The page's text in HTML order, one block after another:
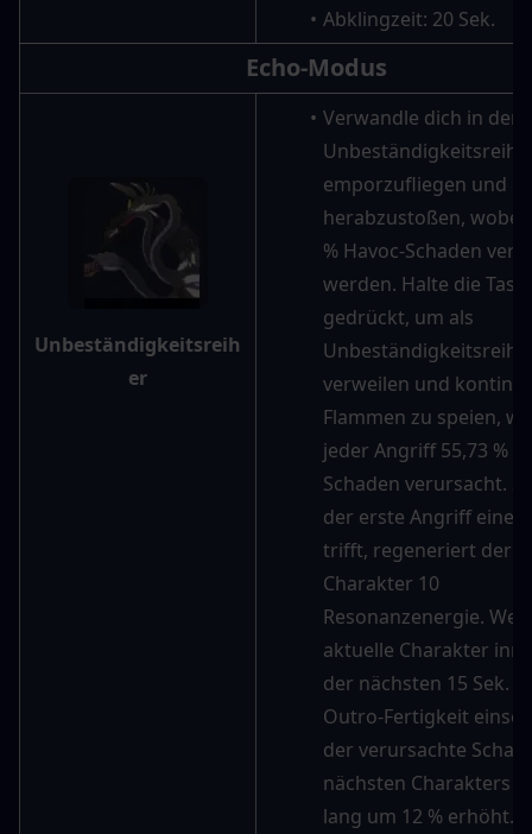
Abklingzeit: 20 Sek.
Echo-Modus
Unbeständigkeitsreih
er
Verwandle dich in den
emporzufliegen und
herabzustoßen, wobei
% Havoc-Schaden
werden. Halte die Taste
gedrückt, um als
verweilen und
Flammen zu speien,
jeder Angriff 55,73 %
Schaden verursacht.
der erste Angriff einen
trifft, regeneriert der
Charakter 10
Resonanzenergie.
aktuelle Charakter
der nächsten 15 Sek.
Outro-Fertigkeit
der verursachte
nächsten Charakters
lang um 12 % erhöht.